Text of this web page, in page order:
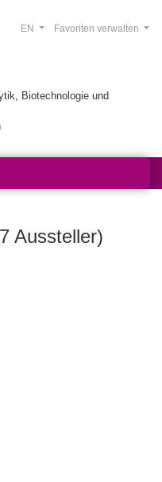
Biotechnologie und
Favoriten verwalten
EN
Aussteller)